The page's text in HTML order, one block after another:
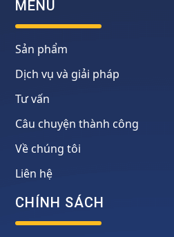
MENU
Sản phẩm
Dịch vụ và giải pháp
Tư vấn
Câu chuyện thành công
Về chúng tôi
Liên hệ
CHÍNH SÁCH